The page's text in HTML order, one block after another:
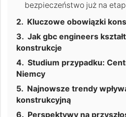
bezpieczeństwo już na
Kluczowe obowiązki
Jak gbc engineers
konstrukcje
Studium przypadku:
Niemcy
Najnowsze trendy
konstrukcyjną
Perspektywy na